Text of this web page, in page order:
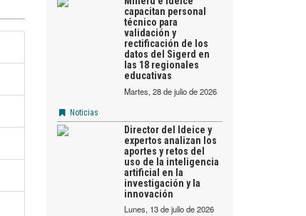
capacitan personal
técnico para
validación y
rectificación de los
datos del Sigerd en
las 18 regionales
educativas
martes, 28 de julio de 2026
Noticias
Director del Ideice y
expertos analizan los
aportes y retos del
uso de la inteligencia
artificial en la
investigación y la
innovación
lunes, 13 de julio de 2026